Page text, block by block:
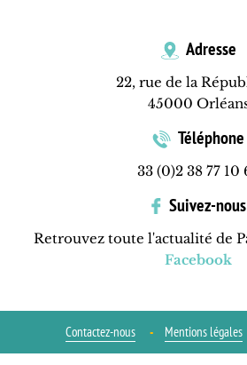
Adresse
22, rue de la
45000
Téléphone
33 (0)2 38 77 10
Suivez-nous
Retrouvez toute l'actualité de
Facebook
Contactez-nous Mentions légales